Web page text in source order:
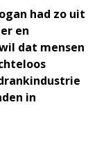
had zo uit
en
dat mensen
in